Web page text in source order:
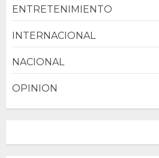
ENTRETENIMIENTO
INTERNACIONAL
NACIONAL
OPINION